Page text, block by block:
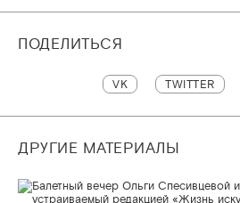
ПОДЕЛИТЬСЯ
VK TWITTER
ДРУГИЕ МАТЕРИАЛЫ